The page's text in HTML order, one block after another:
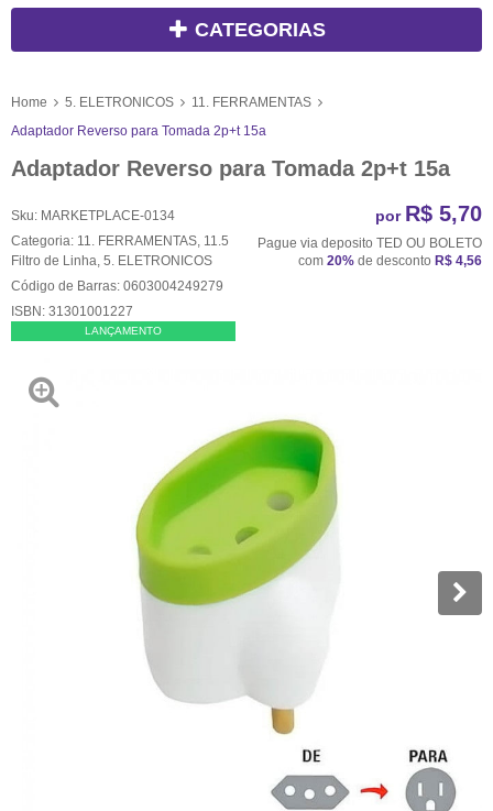
CATEGORIAS
Home 5. ELETRONICOS
11. FERRAMENTAS
Adaptador Reverso para Tomada 2p+t 15a
Adaptador Reverso para Tomada 2p+t 15a
Sku: MARKETPLACE-0134
Categoria: 11. FERRAMENTAS 11.5
Filtro de Linha 5. ELETRONICOS
Código de Barras: 0603004249279
ISBN: 31301001227
LANÇAMENTO
por R$ 5,70
Pague via deposito TED OU BOLETO
com 20% de desconto R$ 4,56